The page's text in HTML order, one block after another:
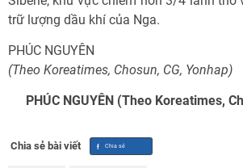
trữ lượng dầu khí của Nga.
PHÚC NGUYÊN
(Theo Koreatimes, Chosun, CG, Yonhap)
PHÚC NGUYÊN (Theo Koreatimes,
Chia sẻ bài viết